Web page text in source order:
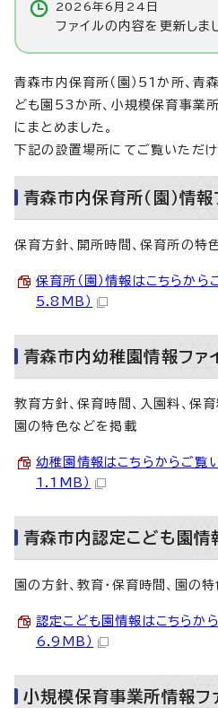
2026年6月24日
ファイルの内容を更新しま
青森市内保育所（園）51か所、青
ども園53か所、小規模保育事業
にまとめました。
下記の設置場所にてご覧いただけ
青森市内保育所（園）情報
保育方針、開所時間、保育所の特
保育所（園）情報はこちらか
5.8MB）
青森市内幼稚園情報ファ
教育方針、保育時間、入園料、保
園の特色などを掲載
幼稚園情報はこちらからご覧
1.1MB）
青森市内認定こども園情
園の方針、教育・保育時間、園の
認定こども園情報はこちらか
6.9MB）
小規模保育事業所情報フ